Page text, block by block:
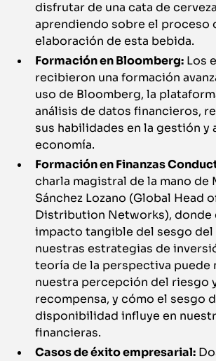
disfrutar de una cata de
aprendiendo sobre el proceso
elaboración de esta bebida.
Formación en Bloomberg: Los
recibieron una formación
uso de Bloomberg, la
análisis de datos financieros,
sus habilidades en la gestión y
economía.
Formación en Finanzas
charla magistral de la mano de
Sánchez Lozano (Global Head
Distribution Networks), donde
impacto tangible del sesgo del
nuestras estrategias de
teoría de la perspectiva puede
nuestra percepción del riesgo
recompensa, y cómo el sesgo
disponibilidad influye en
financieras.
Casos de éxito empresarial: